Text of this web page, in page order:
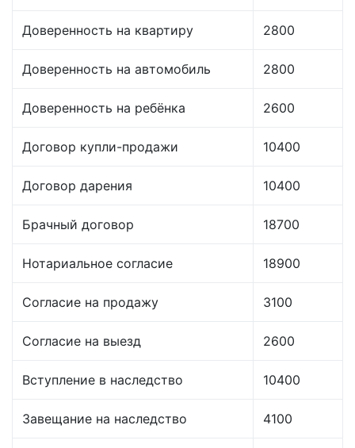
Доверенность на квартиру 2800
Доверенность на автомобиль 2800
Доверенность на ребёнка 2600
Договор купли-продажи 10400
Договор дарения 10400
Брачный договор 18700
Нотариальное согласие 18900
Согласие на продажу 3100
Согласие на выезд 2600
Вступление в наследство 10400
Завещание на наследство 4100